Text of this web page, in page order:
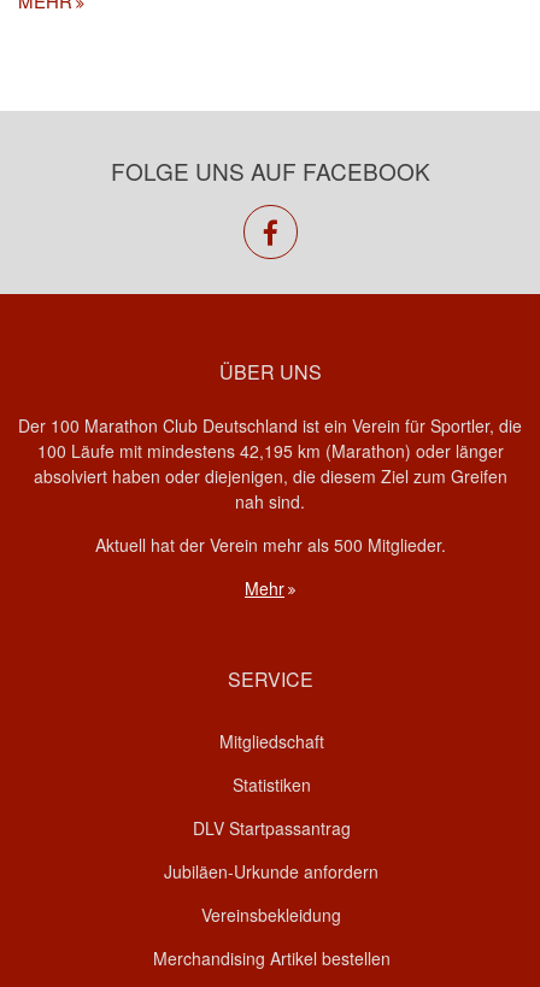
FOLGE UNS AUF FACEBOOK
facebook
ÜBER UNS
Der 100 Marathon Club Deutschland ist ein Verein für Sportler, die
100 Läufe mit mindestens 42,195 km (Marathon) oder länger
absolviert haben oder diejenigen, die diesem Ziel zum Greifen
nah sind.
Aktuell hat der Verein mehr als 500 Mitglieder.
Mehr
SERVICE
Mitgliedschaft
Statistiken
DLV Startpassantrag
Jubiläen-Urkunde anfordern
Vereinsbekleidung
Merchandising Artikel bestellen